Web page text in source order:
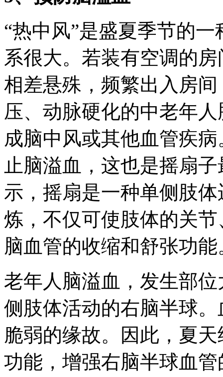
“热中风”是盛夏季节的
系很大。若装有空调的
相差悬殊，频繁出入房
压、动脉硬化的中老年
成脑中风或其他血管疾
止脑溢血，这也是摇扇
示，摇扇是一种单侧肢
炼，不仅可使肢体的关
脑血管的收缩和舒张功能
老年人脑溢血，发生部
侧肢体活动的右脑半球
脆弱的缘故。因此，夏
功能，增强右脑半球血